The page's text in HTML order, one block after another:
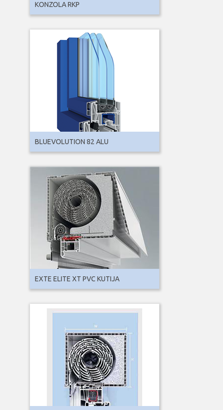
KONZOLA RKP
BLUEVOLUTION 82 ALU
EXTE ELITE XT PVC KUTIJA